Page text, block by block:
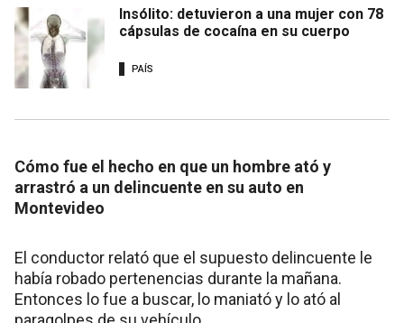
Insólito: detuvieron a una mujer con 78
cápsulas de cocaína en su cuerpo
PAÍS
Cómo fue el hecho en que un hombre ató y
arrastró a un delincuente en su auto en
Montevideo
El conductor relató que el supuesto delincuente le
había robado pertenencias durante la mañana.
Entonces lo fue a buscar, lo maniató y lo ató al